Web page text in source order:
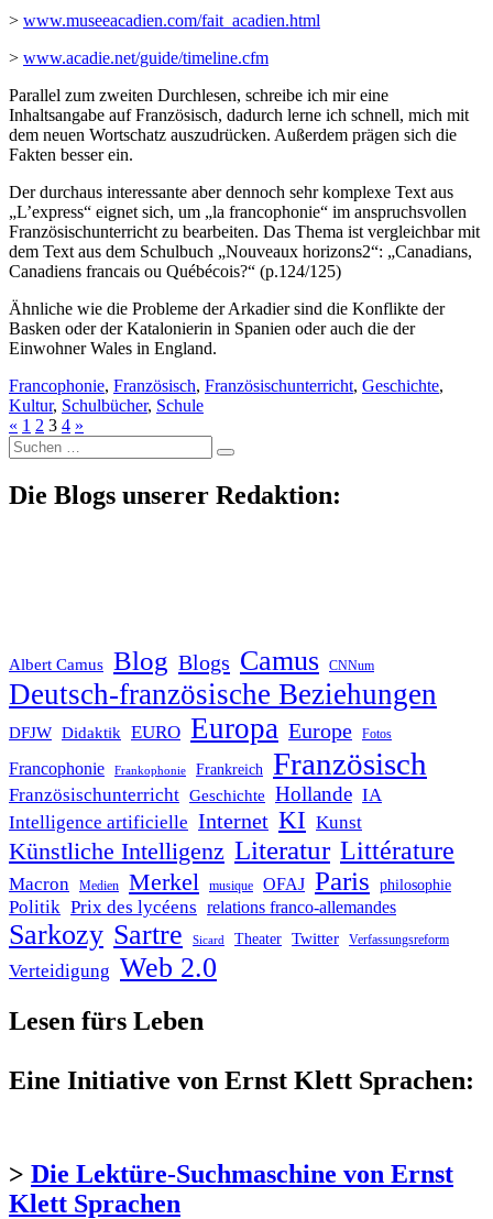
> www.museeacadien.com/fait_acadien.html
> www.acadie.net/guide/timeline.cfm
Parallel zum zweiten Durchlesen, schreibe ich mir eine
Inhaltsangabe auf Französisch, dadurch lerne ich schnell, mich mit
dem neuen Wortschatz auszudrücken. Außerdem prägen sich die
Fakten besser ein.
Der durchaus interessante aber dennoch sehr komplexe Text aus
„L’express“ eignet sich, um „la francophonie“ im anspruchsvollen
Französischunterricht zu bearbeiten. Das Thema ist vergleichbar mit
dem Text aus dem Schulbuch „Nouveaux horizons2“: „Canadians,
Canadiens francais ou Québécois?“ (p.124/125)
Ähnliche wie die Probleme der Arkadier sind die Konflikte der
Basken oder der Katalonierin in Spanien oder auch die der
Einwohner Wales in England.
Francophonie, Französisch, Französischunterricht, Geschichte,
Kultur, Schulbücher, Schule
« 1 2 3 4 »
Suche
nach:
Die Blogs unserer Redaktion:
Albert Camus Blog Blogs Camus CNNum
Deutsch-französische Beziehungen
DFJW Didaktik EURO Europa Europe Fotos
Francophonie Frankophonie Frankreich Französisch
Französischunterricht Geschichte Hollande IA
Intelligence artificielle Internet KI Kunst
Künstliche Intelligenz Literatur Littérature
Macron Medien Merkel musique OFAJ Paris philosophie
Politik Prix des lycéens relations franco-allemandes
Sarkozy Sartre Sicard Theater Twitter Verfassungsreform
Verteidigung Web 2.0
Lesen fürs Leben
Eine Initiative von Ernst Klett Sprachen:
> Die Lektüre-Suchmaschine von Ernst
Klett Sprachen